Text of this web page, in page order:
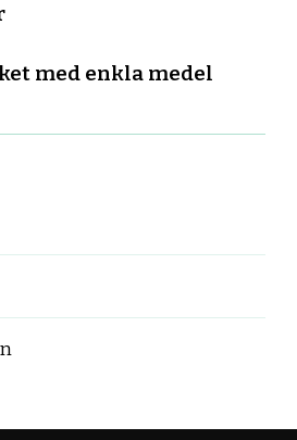
med enkla medel